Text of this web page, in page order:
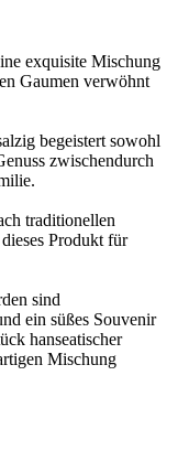
exquisite Mischung
Gaumen verwöhnt
begeistert sowohl
zwischendurch
traditionellen
Produkt für
sind
ein süßes Souvenir
hanseatischer
Mischung